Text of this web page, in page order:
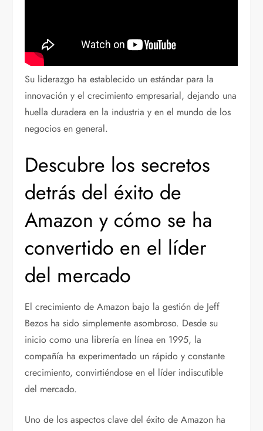
Su liderazgo ha establecido un estándar para la
innovación y el crecimiento empresarial, dejando una
huella duradera en la industria y en el mundo de los
negocios en general.
Descubre los secretos
detrás del éxito de
Amazon y cómo se ha
convertido en el líder
del mercado
El crecimiento de Amazon bajo la gestión de Jeff
Bezos ha sido simplemente asombroso. Desde su
inicio como una librería en línea en 1995, la
compañía ha experimentado un rápido y constante
crecimiento, convirtiéndose en el líder indiscutible
del mercado.
Uno de los aspectos clave del éxito de Amazon ha